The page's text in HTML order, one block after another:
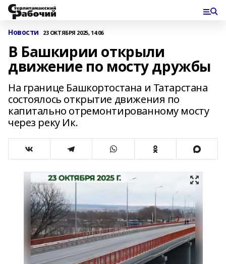
Новости 23 ОКТЯБРЯ 2025, 14:06
В Башкирии открыли
движение по мосту дружбы
На границе Башкортостана и Татарстана
состоялось открытие движения по
капитально отремонтированному мосту
через реку Ик.